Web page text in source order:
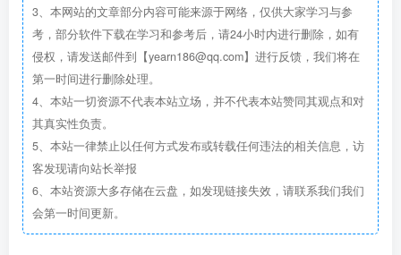
3、本网站的文章部分内容可能来源于网络，仅供大家学习与参
考，部分软件下载在学习和参考后，请24小时内进行删除，如有
侵权，请发送邮件到【yearn186@qq.com】进行反馈，我们将在
第一时间进行删除处理。
4、本站一切资源不代表本站立场，并不代表本站赞同其观点和对
其真实性负责。
5、本站一律禁止以任何方式发布或转载任何违法的相关信息，访
客发现请向站长举报
6、本站资源大多存储在云盘，如发现链接失效，请联系我们我们
会第一时间更新。